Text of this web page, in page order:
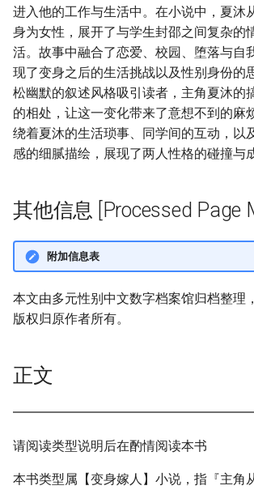
进入他的工作与生活中。在小说中，夏沐
身为女性，展开了与学生封邵之间复杂的
活。故事中融合了恋爱、校园、堕落与自
现了变身之后的生活挑战以及性别身份的
松幽默的叙述风格吸引读者，主角夏沐的
的相处，让这一变化带来了意想不到的麻
绕着夏沐的生活琐事、同学间的互动，以
感的细腻描绘，展现了两人性格的碰撞与
其他信息 [Processed Page
附加信息表
本文由多元性别中文数字档案馆归档整理
版权归原作者所有。
正文
请阅读类型说明后在酌情阅读本书
本书类型属【变身嫁人】小说，指『主角